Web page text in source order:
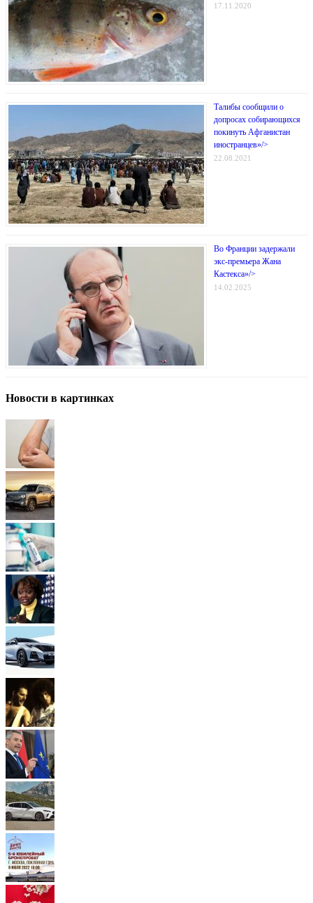
17.11.2020
Талибы сообщили о
допросах собирающихся
покинуть Афганистан
иностранцев»/>
22.08.2021
Во Франции задержали
экс-премьера Жана
Кастекса»/>
14.02.2025
Новости в картинках